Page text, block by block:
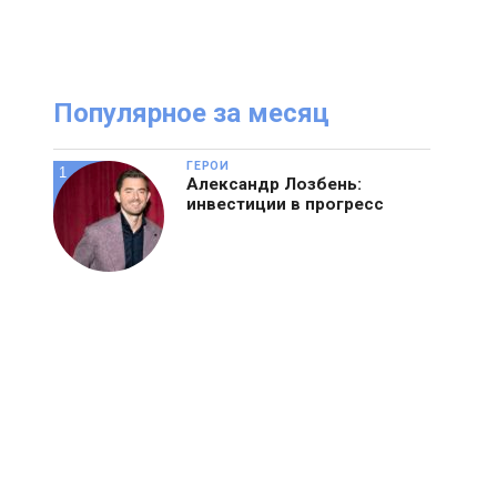
Популярное за месяц
ГЕРОИ
Александр Лозбень:
инвестиции в прогресс